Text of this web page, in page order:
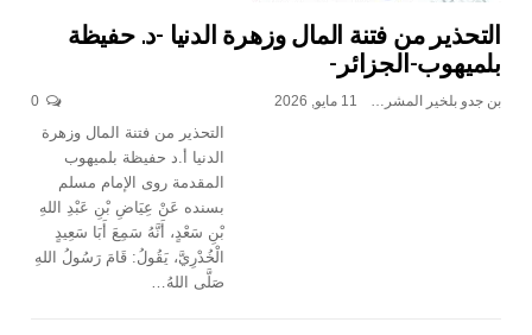
التحذير من فتنة المال وزهرة الدنيا -د. حفيظة
بلميهوب-الجزائر-
بن جدو بلخير المشرف العام 11 مايو, 2026
التحذير من فتنة المال وزهرة
الدنيا أ.د حفيظة بلميهوب
المقدمة روى الإمام مسلم
بسنده عَنْ عِيَاضِ بْنِ عَبْدِ اللهِ
بْنِ سَعْدٍ، أَنَّهُ سَمِعَ أَبَا سَعِيدٍ
الْخُدْرِيَّ، يَقُولُ: قَامَ رَسُولُ اللهِ
صَلَّى اللهُ…